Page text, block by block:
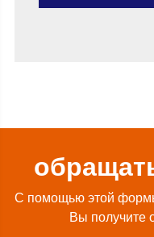
С помощью этой
Вы получите